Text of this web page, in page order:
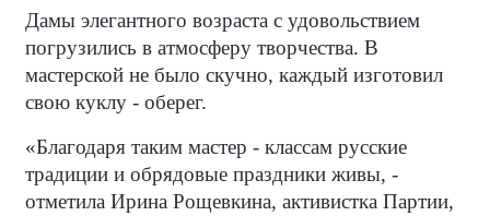
Дамы элегантного возраста с удовольствием
погрузились в атмосферу творчества. В
мастерской не было скучно, каждый изготовил
свою куклу - оберег.
«Благодаря таким мастер - классам русские
традиции и обрядовые праздники живы, -
отметила Ирина Рощевкина, активистка Партии,